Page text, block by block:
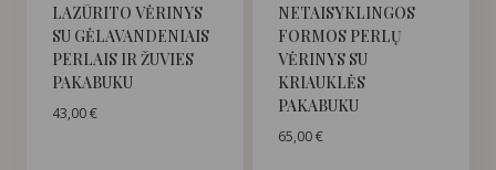
LAZŪRITO VĖRINYS
SU GĖLAVANDENIAIS
PERLAIS IR ŽUVIES
PAKABUKU
43,00€
NETAISYKLINGOS
FORMOS PERLŲ
VĖRINYS SU
KRIAUKLĖS
PAKABUKU
65,00€